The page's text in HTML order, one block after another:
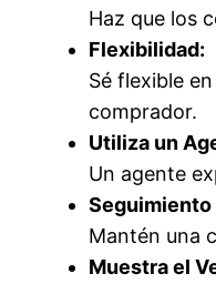
Haz que los
Flexibilidad:
Sé flexible
comprador.
Utiliza un
Un agente
Mantén una
Muestra el